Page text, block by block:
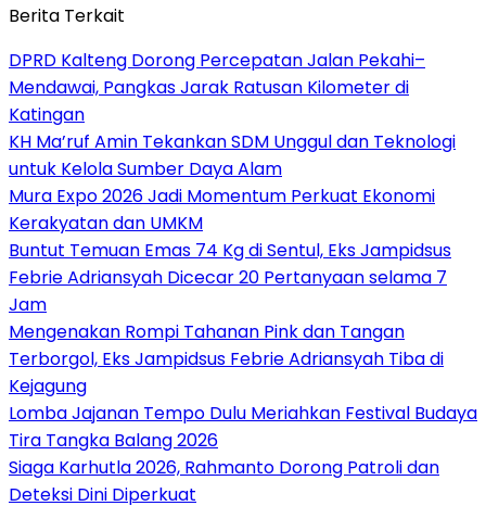
Berita Terkait
DPRD Kalteng Dorong Percepatan Jalan Pekahi–
Mendawai, Pangkas Jarak Ratusan Kilometer di
Katingan
KH Ma’ruf Amin Tekankan SDM Unggul dan Teknologi
untuk Kelola Sumber Daya Alam
Mura Expo 2026 Jadi Momentum Perkuat Ekonomi
Kerakyatan dan UMKM
Buntut Temuan Emas 74 Kg di Sentul, Eks Jampidsus
Febrie Adriansyah Dicecar 20 Pertanyaan selama 7
Jam
Mengenakan Rompi Tahanan Pink dan Tangan
Terborgol, Eks Jampidsus Febrie Adriansyah Tiba di
Kejagung
Lomba Jajanan Tempo Dulu Meriahkan Festival Budaya
Tira Tangka Balang 2026
Siaga Karhutla 2026, Rahmanto Dorong Patroli dan
Deteksi Dini Diperkuat